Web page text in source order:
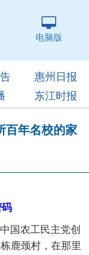
电脑版
惠州日报
东江时报
百年名校的家
国农工民主党创
鹿颈村，在那里